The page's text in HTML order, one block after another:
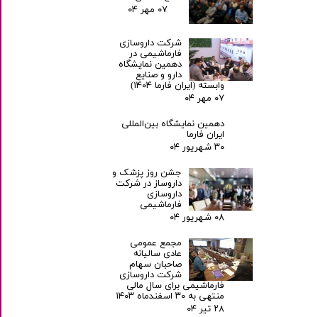
۰۷ مهر ۰۴
شرکت داروسازی
فارماشیمی در
دهمین نمایشگاه
دارو و صنایع
وابسته (ایران فارما ۱۴۰۴)
۰۷ مهر ۰۴
دهمین نمایشگاه بین‌المللی
ایران فارما
۳۰ شهریور ۰۴
جشن روز پزشک و
داروساز در شرکت
داروسازی
فارماشیمی
۰۸ شهریور ۰۴
مجمع عمومی
عادی سالیانه
صاحبان سهام
شرکت داروسازی
فارماشیمی برای سال مالی
منتهی به ۳۰ اسفندماه ۱۴۰۳
۲۸ تیر ۰۴